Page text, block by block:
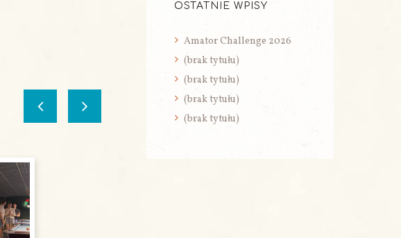
OSTATNIE WPISY
Amator Challenge 2026
(brak tytułu)
(brak tytułu)
(brak tytułu)
(brak tytułu)